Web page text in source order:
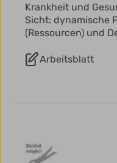
Krankheit und
Sicht: dynamische
(Ressourcen) und
Arbeitsblatt